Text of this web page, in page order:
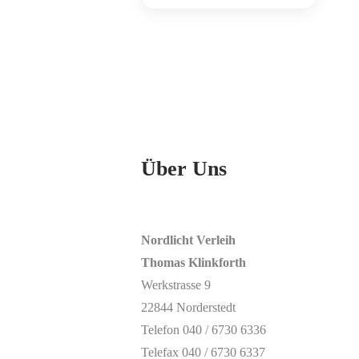
Über Uns
Nordlicht Verleih
Thomas Klinkforth
Werkstrasse 9
22844 Norderstedt
Telefon 040 / 6730 6336
Telefax 040 / 6730 6337